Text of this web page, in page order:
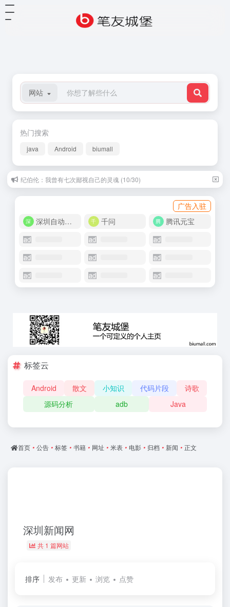
网站
热门搜索
java Android biumall
纪伯伦：我曾有七次鄙视自己的灵魂 (10/30)
广告入驻
深圳自动化商城
千问 腾讯元宝
标签云
Android 散文 小知识 代码片段
诗歌
源码分析
adb Java
首页 • 公告 • 标签 • 书籍 • 网址 • 米表 • 电影 • 归档 • 新闻 • 正文
深圳新闻网
共 1 篇网站
排序 发布 更新 浏览 点赞